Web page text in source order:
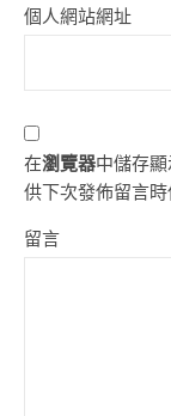
個人網站網址
在瀏覽器中儲存
供下次發佈留言時
留言